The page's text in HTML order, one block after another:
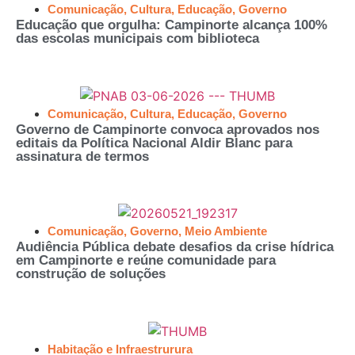
Comunicação, Cultura, Educação, Governo
Educação que orgulha: Campinorte alcança 100%
das escolas municipais com biblioteca
Comunicação, Cultura, Educação, Governo
Governo de Campinorte convoca aprovados nos
editais da Política Nacional Aldir Blanc para
assinatura de termos
Comunicação, Governo, Meio Ambiente
Audiência Pública debate desafios da crise hídrica
em Campinorte e reúne comunidade para
construção de soluções
Habitação e Infraestrurura